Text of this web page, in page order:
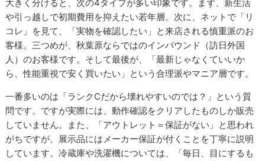
大きく分けると、次の4タイプが多い印象です。まず、新生活
や引っ越しで初期費用を抑えたい若年層。次に、ネットで「リ
コレ」を見て、「実物を確認したい」と来店される慎重派のお
客様。三つめが、秋葉原ならではのインバウンド（訪日外国
人）のお客様です。そして最後が、「最新じゃなくていいか
ら、性能重視で安く買いたい」という合理派やマニア層です。
一番多いのは「ランクCだから壊れやすいのでは？」という質
問です。ですが実際には、動作確認をクリアしたものしか販売
していません。また、「アウトレット＝保証がない」と思われ
がちですが、展示品にはメーカー保証が付くことを丁寧に説明
しています。冷蔵庫や洗濯機については、「毎日、目にするも